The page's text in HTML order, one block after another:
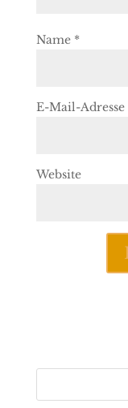
Name *
E-Mail-Adresse
Website